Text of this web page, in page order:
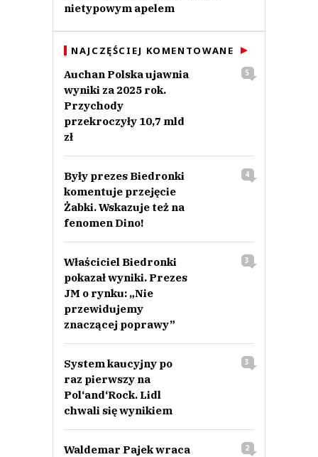
nietypowym apelem
NAJCZĘŚCIEJ KOMENTOWANE
Auchan Polska ujawnia
wyniki za 2025 rok.
Przychody
przekroczyły 10,7 mld
zł
5
Były prezes Biedronki
komentuje przejęcie
Żabki. Wskazuje też na
fenomen Dino!
4
Właściciel Biedronki
pokazał wyniki. Prezes
JM o rynku: „Nie
przewidujemy
znaczącej poprawy”
3
System kaucyjny po
raz pierwszy na
Pol‘and‘Rock. Lidl
chwali się wynikiem
3
Waldemar Pajek wraca
2